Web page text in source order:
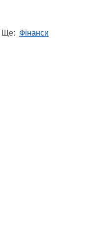
Ще: Фінанси